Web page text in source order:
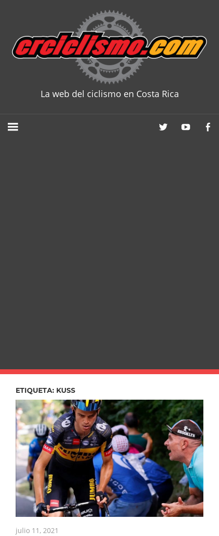
content
La web del ciclismo en Costa Rica
ETIQUETA: KUSS
julio 11, 2021